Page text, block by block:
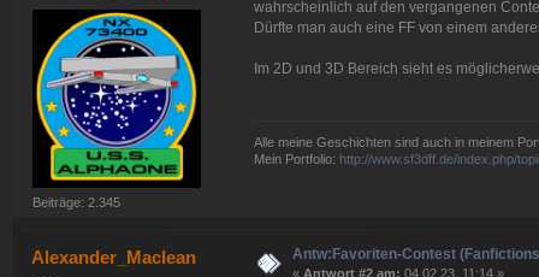
Beiträge: 2.345
wahrscheinlich auf den vergangenen
Dürfte man auch eine FF von einem
Im 2D und 3D Bereich sieht es
Alle meine Geschichten sind auch in meinem
Mein Portfolio: http://www.sf3dff.de/index.php/
Alexander_Maclean Antw:Favoriten-Contest
« Antwort #2 am: 04.02.23, 11:14 »